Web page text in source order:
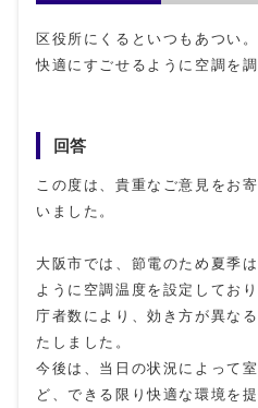
区役所にくるといつもあつい。
快適にすごせるように空調を調
回答
この度は、貴重なご意見をお
いました。
大阪市では、節電のため夏季
ように空調温度を設定してお
庁者数により、効き方が異な
たしました。
今後は、当日の状況によって
ど、できる限り快適な環境を